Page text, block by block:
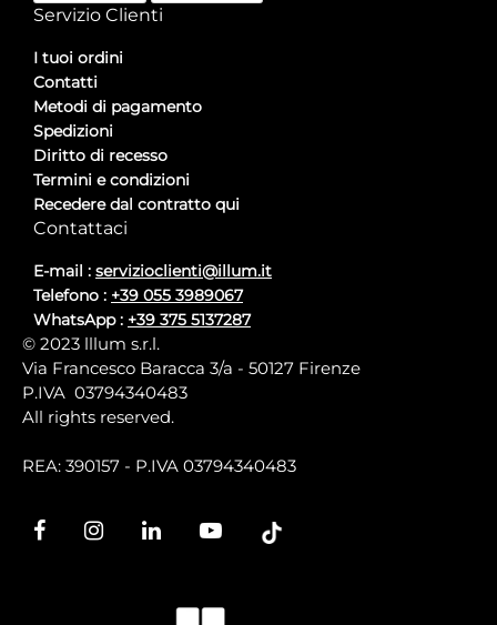
Servizio Clienti
I tuoi ordini
Contatti
Metodi di pagamento
Spedizioni
Diritto di recesso
Termini e condizioni
Recedere dal contratto qui
Contattaci
E-mail : servizioclienti@illum.it
Telefono : +39 055 3989067
WhatsApp : +39 375 5137287
© 2023 lllum s.r.l.
Via Francesco Baracca 3/a - 50127 Firenze
P.IVA 03794340483
All rights reserved.
REA: 390157 - P.IVA 03794340483